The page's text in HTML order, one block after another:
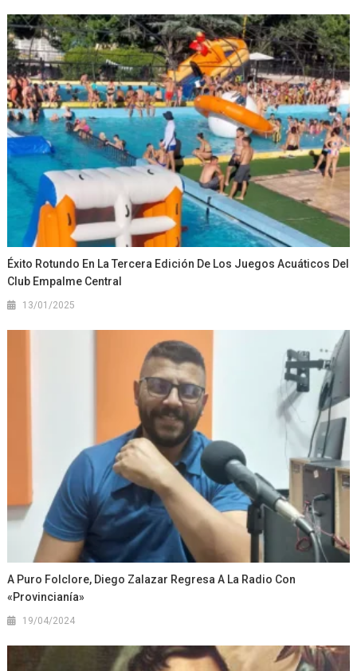
Éxito Rotundo En La Tercera Edición De Los Juegos Acuáticos Del
Club Empalme Central
13/01/2025
A Puro Folclore, Diego Zalazar Regresa A La Radio Con
«Provincianía»
19/04/2024